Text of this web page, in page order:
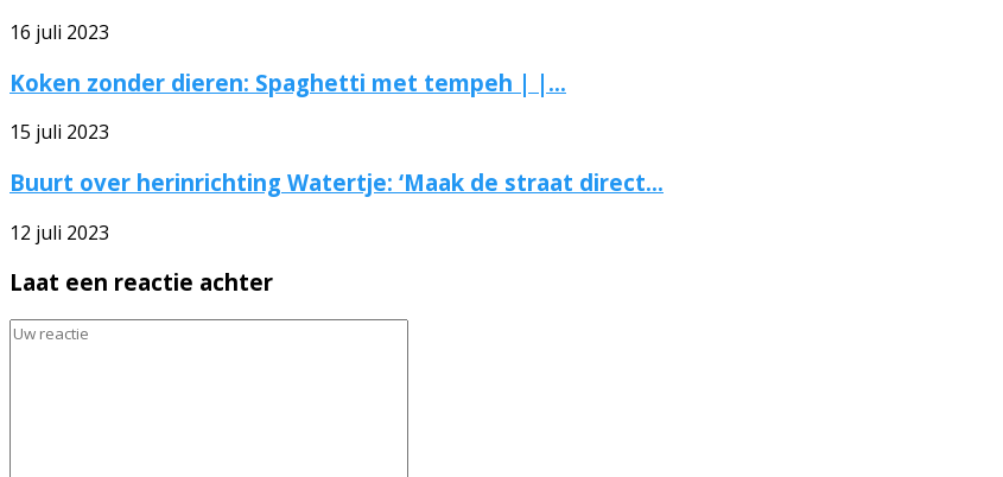
16 juli 2023
Koken zonder dieren: Spaghetti met tempeh | |...
15 juli 2023
Buurt over herinrichting Watertje: ‘Maak de straat direct...
12 juli 2023
Laat een reactie achter